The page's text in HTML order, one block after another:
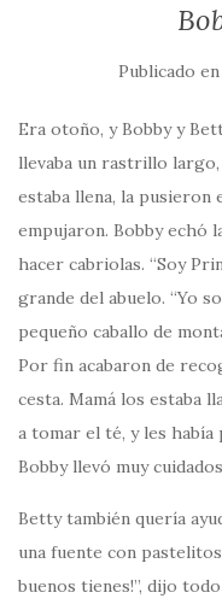
Publicado en
Era otoño, y Bobby y
llevaba un rastrillo largo,
estaba llena, la pusieron
empujaron. Bobby echó
hacer cabriolas. “Soy
grande del abuelo. “Yo
pequeño caballo de
Por fin acabaron de
cesta. Mamá los estaba
a tomar el té, y les había
Bobby llevó muy
Betty también quería
una fuente con
buenos tienes!”, dijo